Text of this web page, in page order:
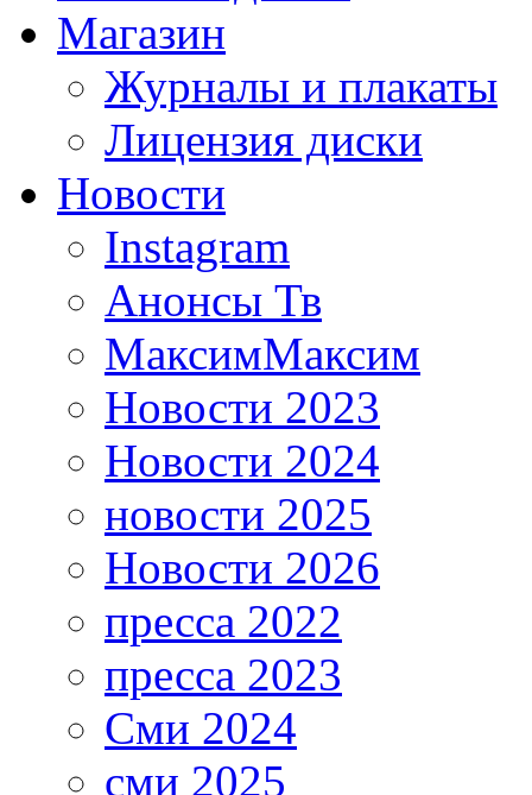
Магазин
Журналы и плакаты
Лицензия диски
Новости
Instagram
Анонсы Тв
МаксимМаксим
Новости 2023
Новости 2024
новости 2025
Новости 2026
пресса 2022
пресса 2023
Сми 2024
сми 2025